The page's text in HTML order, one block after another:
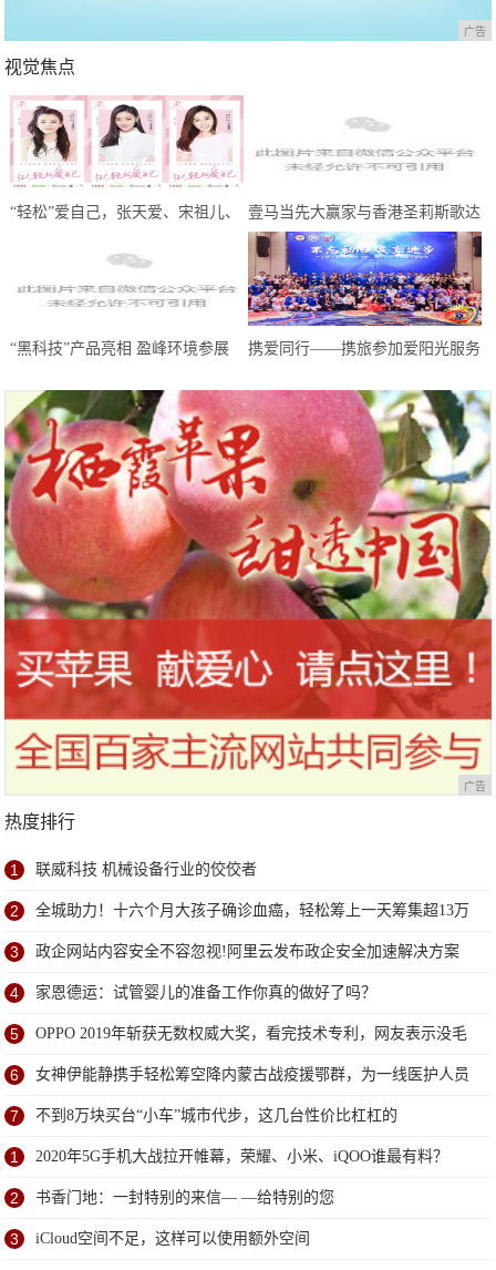
广告
视觉焦点
“轻松”爱自己，张天爱、宋祖儿、
壹马当先大赢家与香港圣莉斯歌达
成全国战略合作，共创美业，共赢
未来
“黑科技”产品亮相 盈峰环境参展
携爱同行——携旅参加爱阳光服务
广告
热度排行
1 联威科技 机械设备行业的佼佼者
2 全城助力！十六个月大孩子确诊血癌，轻松筹上一天筹集超13万
善款
3 政企网站内容安全不容忽视!阿里云发布政企安全加速解决方案
4 家恩德运：试管婴儿的准备工作你真的做好了吗？
5 OPPO 2019年斩获无数权威大奖，看完技术专利，网友表示没毛
病
6 女神伊能静携手轻松筹空降内蒙古战疫援鄂群，为一线医护人员
送超甜祝福
7 不到8万块买台“小车”城市代步，这几台性价比杠杠的
1 2020年5G手机大战拉开帷幕，荣耀、小米、iQOO谁最有料？
2 书香门地：一封特别的来信— —给特别的您
3 iCloud空间不足，这样可以使用额外空间